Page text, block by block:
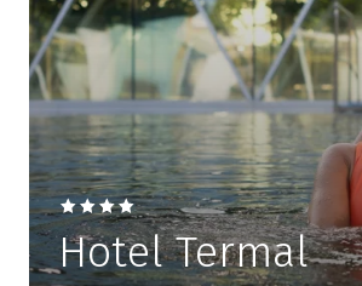
Hotel Termal